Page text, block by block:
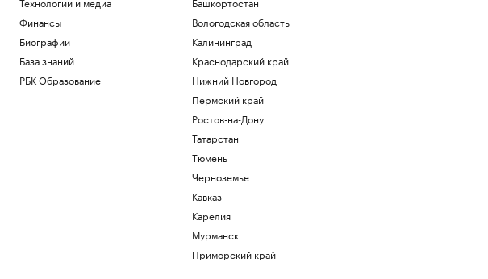
Финансы
Биографии
База знаний
РБК Образование
Вологодская область
Калининград
Краснодарский край
Нижний Новгород
Пермский край
Ростов-на-Дону
Татарстан
Тюмень
Черноземье
Кавказ
Карелия
Мурманск
Приморский край